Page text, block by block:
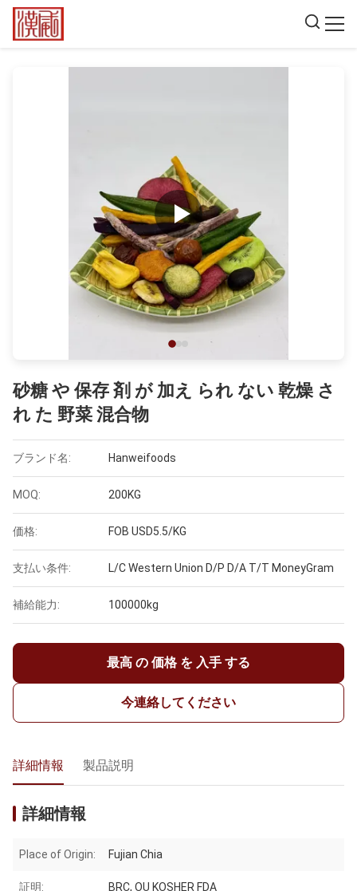
砂糖 や 保存 剤 が 加え られ ない 乾燥 さ
れ た 野菜 混合物
ブランド名: Hanweifoods
MOQ: 200KG
価格: FOB USD5.5/KG
支払い条件: L/C Western Union D/P D/A T/T MoneyGram
補給能力: 100000kg
最高 の 価格 を 入手 する
今連絡してください
詳細情報 製品説明
詳細情報
Place of Origin: Fujian Chia
証明: BRC, OU KOSHER FDA